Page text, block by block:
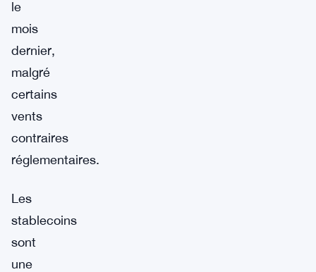
le
mois
dernier,
malgré
certains
vents
contraires
réglementaires.
Les
stablecoins
sont
une